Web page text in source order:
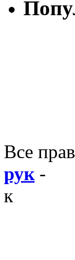
Все
рук-
к